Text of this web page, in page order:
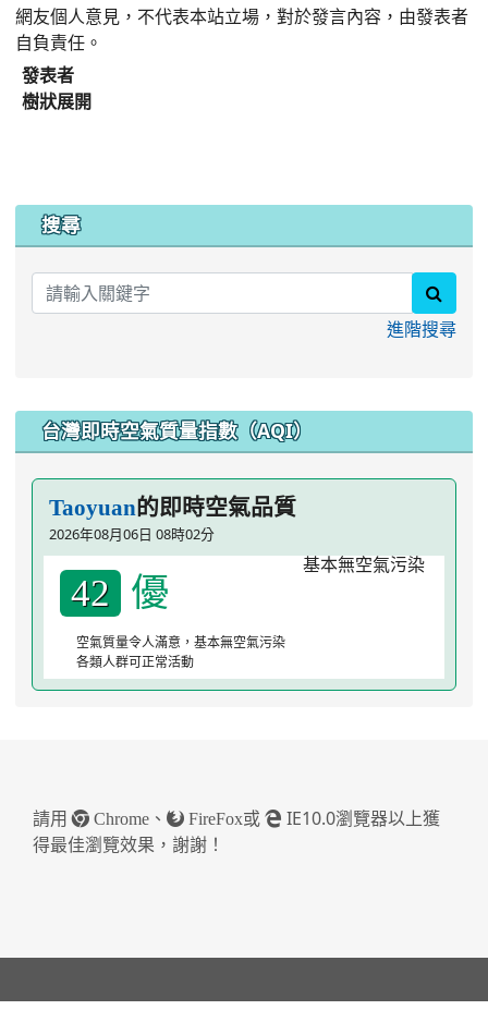
網友個人意見，不代表本站立場，對於發言內容，由發表者
自負責任。
發表者
樹狀展開
搜尋
進階搜尋
台灣即時空氣質量指數（AQI）
Taoyuan的即時空氣品質
2026年08月06日 08時02分
42 優
空氣質量令人滿意，基本無空氣污染
各類人群可正常活動
請用 Chrome 、 FireFox或
IE10.0瀏覽器以上獲
得最佳瀏覽效果，謝謝！